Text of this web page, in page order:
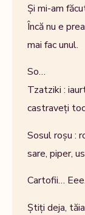
Și mi-am
Încă nu e
mai fac unul.
So…
Tzatziki :
castraveți
Sosul roșu :
sare, piper,
Cartofii…
Știți deja,